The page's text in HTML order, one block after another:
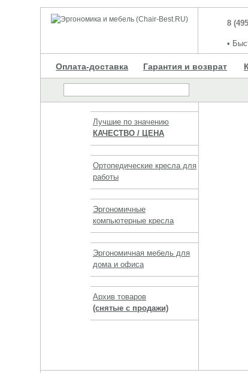
8
•
Оплата-доставка Гарантия и возврат
Лучшие по значению
КАЧЕСТВО / ЦЕНА
Ортопедические кресла для
работы
Эргономичные
компьютерные кресла
Эргономичная мебель для
дома и офиса
Архив товаров
(снятые с продажи)